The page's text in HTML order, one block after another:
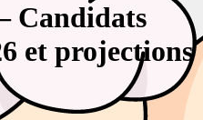
Candidats
et projections